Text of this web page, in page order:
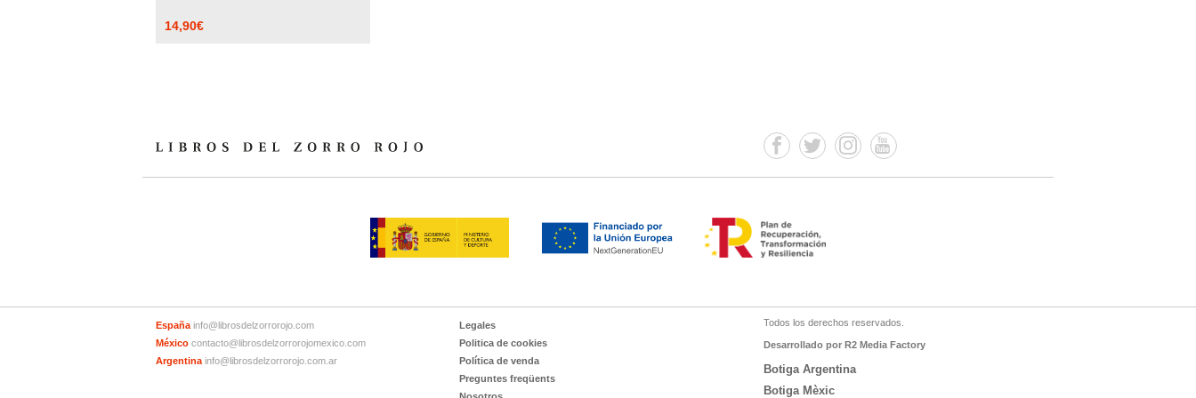
14,90€
España info@librosdelzorrorojo.com
México contacto@librosdelzorrorojomexico.com
Argentina info@librosdelzorrorojo.com.ar
Legales
Politica de cookies
Política de venda
Preguntes freqüents
Todos los derechos reservados.
Desarrollado por R2 Media Factory
Botiga Argentina
Botiga Mèxic